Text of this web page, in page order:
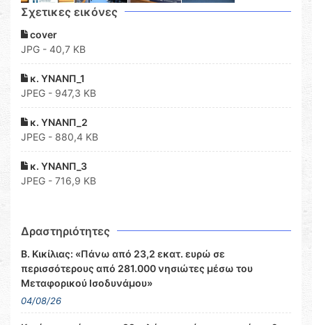
Σχετικες εικόνες
cover
JPG - 40,7 KB
κ. ΥΝΑΝΠ_1
JPEG - 947,3 KB
κ. ΥΝΑΝΠ_2
JPEG - 880,4 KB
κ. ΥΝΑΝΠ_3
JPEG - 716,9 KB
Δραστηριότητες
Β. Κικίλιας: «Πάνω από 23,2 εκατ. ευρώ σε
περισσότερους από 281.000 νησιώτες μέσω του
Μεταφορικού Ισοδυνάμου»
04/08/26